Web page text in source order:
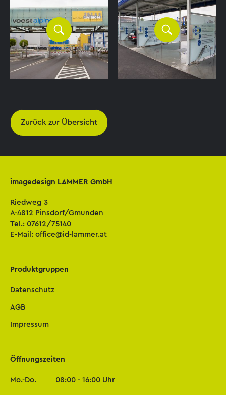
Zurück zur Übersicht
imagedesign LAMMER GmbH
Riedweg 3
A-4812 Pinsdorf/Gmunden
Tel.: 07612/75140
E-Mail:office@id-lammer.at
Produktgruppen
Datenschutz
AGB
Impressum
Öffnungszeiten
Mo.-Do.
08:00 - 16:00 Uhr